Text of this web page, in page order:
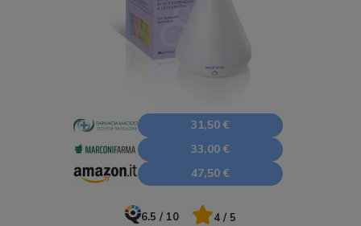
31,50 €
33,00 €
47,50 €
6.5 / 10 4 / 5